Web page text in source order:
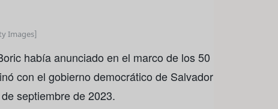
Images]
había anunciado en el marco de los 50
con el gobierno democrático de Salvador
septiembre de 2023.